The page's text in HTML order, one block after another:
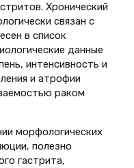
Хронический
связан с
в список
данные
интенсивность и
и атрофии
раком
морфологических
полезно
гастрита,